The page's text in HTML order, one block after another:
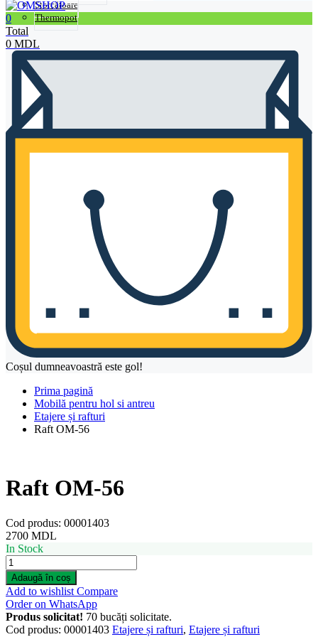
Storcătoare
Thermopot
0
Total
0 MDL
Coșul dumneavoastră este gol!
Prima pagină
Mobilă pentru hol si antreu
Etajere și rafturi
Raft OM-56
Raft OM-56
Cod produs: 00001403
2700 MDL
In Stock
Raft
OM-
56
quantity
Adaugă în coș
Add to wishlist Compare
Order on WhatsApp
Produs solicitat! 70 bucăți solicitate.
Cod produs: 00001403 Etajere și rafturi, Etajere și rafturi